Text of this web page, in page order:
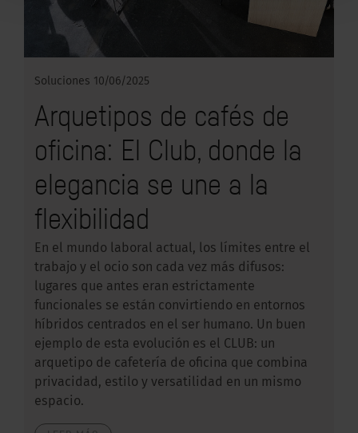
Soluciones 10/06/2025
Arquetipos de cafés de
oficina: El Club, donde la
elegancia se une a la
flexibilidad
En el mundo laboral actual, los límites entre el
trabajo y el ocio son cada vez más difusos:
lugares que antes eran estrictamente
funcionales se están convirtiendo en entornos
híbridos centrados en el ser humano. Un buen
ejemplo de esta evolución es el CLUB: un
arquetipo de cafetería de oficina que combina
privacidad, estilo y versatilidad en un mismo
espacio.